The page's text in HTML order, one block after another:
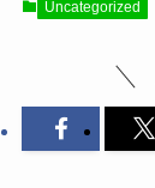
Uncategorized